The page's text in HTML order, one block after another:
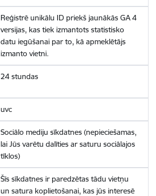
Reģistrē unikālu ID priekš jaunākās GA 4
versijas, kas tiek izmantots statistisko
datu iegūšanai par to, kā apmeklētājs
izmanto vietni.
24 stundas
uvc
Sociālo mediju sīkdatnes (nepieciešamas,
lai Jūs varētu dalīties ar saturu sociālajos
tīklos)
Šīs sīkdatnes ir paredzētas tādu vietņu
un satura koplietošanai, kas jūs interesē